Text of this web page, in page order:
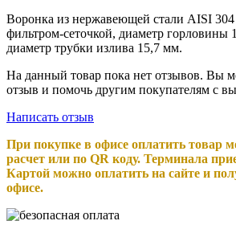
Воронка из нержавеющей стали AISI
фильтром-сеточкой, диаметр
диаметр трубки излива 15,7 мм.
На данный товар пока нет отзывов. Вы
отзыв и помочь другим покупателям с
Написать отзыв
При покупке в офисе оплатить товар
расчет или по QR коду. Терминала
Картой можно оплатить на сайте и
офисе.